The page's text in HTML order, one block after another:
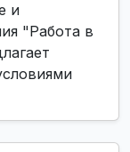
и
"Работа в